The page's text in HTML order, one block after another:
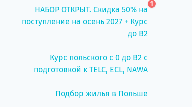
НАБОР ОТКРЫТ. Скидка 50% на
поступление на осень 2027 + Курс
до B2
1
Курс польского с 0 до B2 с
подготовкой к TELC, ECL, NAWA
Подбор жилья в Польше